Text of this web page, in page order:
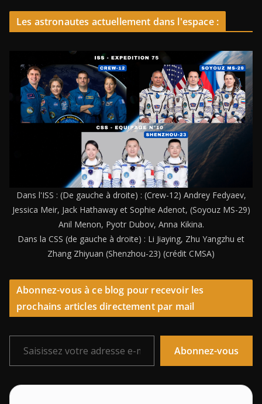
Les astronautes actuellement dans l'espace :
Dans l'ISS : (De gauche à droite) : (Crew-12) Andrey Fedyaev,
Jessica Meir, Jack Hathaway et Sophie Adenot, (Soyouz MS-29)
Anil Menon, Pyotr Dubov, Anna Kikina.
Dans la CSS (de gauche à droite) : Li Jiaying, Zhu Yangzhu et
Zhang Zhiyuan (Shenzhou-23) (crédit CMSA)
Abonnez-vous à ce blog pour recevoir les
prochains articles directement par mail
Saisissez votre adresse e-mail…
Abonnez-vous